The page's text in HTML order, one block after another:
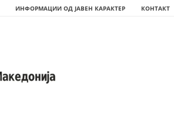
ИНФОРМАЦИИ ОД ЈАВЕН КАРАКТЕР КОНТАКТ